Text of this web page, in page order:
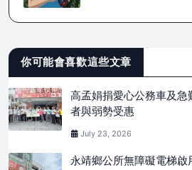
你可能會喜歡這些文章
高孟娟捐愛心公務車及
者與弱勢受惠
July 23, 2026
永靖鄉公所無障礙電梯